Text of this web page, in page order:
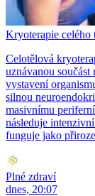
Kryoterapie celého
Celotělová
uznávanou
vystavení
silnou
masivnímu
následuje
funguje jako
Plné zdraví
dnes, 20:07